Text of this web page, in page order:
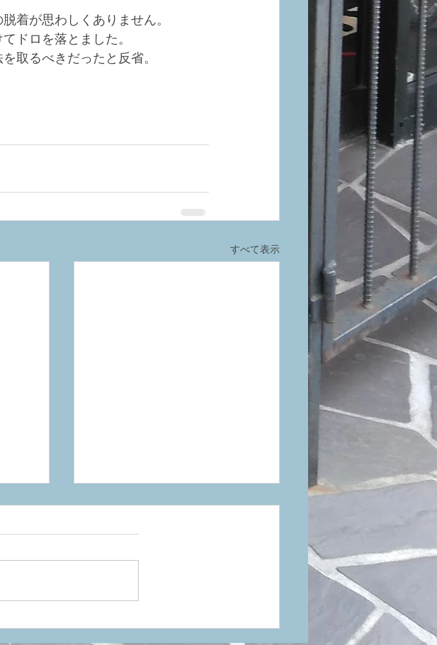
着が思わしくありません。
ドロを落とました。
取るべきだったと反省。
すべて表示
つ、再び・・